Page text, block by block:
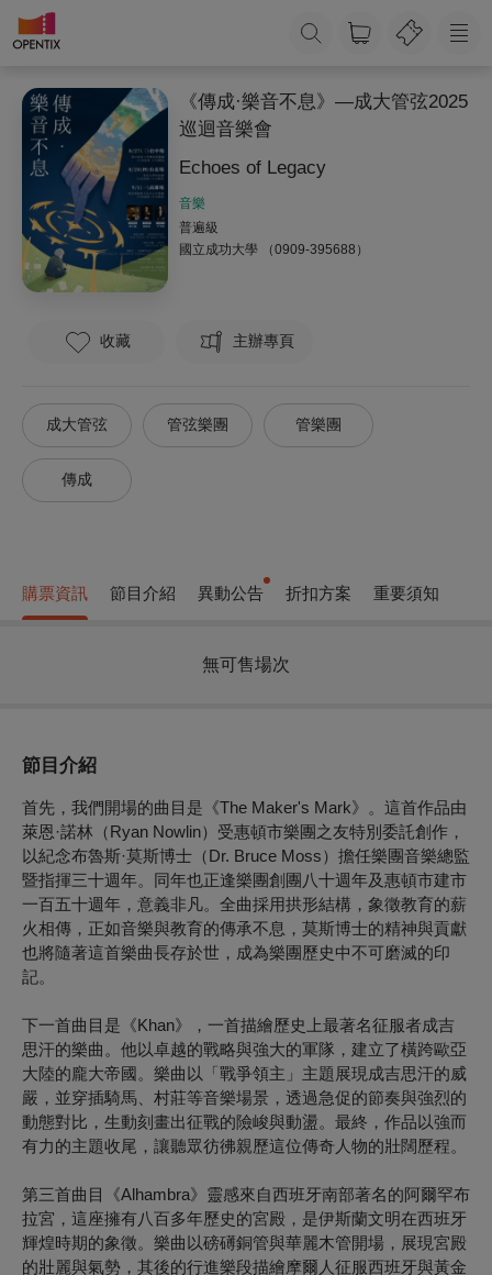
《傳成·樂音不息》—成大管弦2025
巡迴音樂會
Echoes of Legacy
音樂
普遍級
國立成功大學
（0909-395688）
收藏 主辦專頁
成大管弦 管弦樂團 管樂團
傳成
購票資訊 節目介紹 異動公告 折扣方案 重要須知
無可售場次
節目介紹
首先，我們開場的曲目是《The Maker's Mark》。這首作品由
萊恩·諾林（Ryan Nowlin）受惠頓市樂團之友特別委託創作，
以紀念布魯斯·莫斯博士（Dr. Bruce Moss）擔任樂團音樂總監
暨指揮三十週年。同年也正逢樂團創團八十週年及惠頓市建市
一百五十週年，意義非凡。全曲採用拱形結構，象徵教育的薪
火相傳，正如音樂與教育的傳承不息，莫斯博士的精神與貢獻
也將隨著這首樂曲長存於世，成為樂團歷史中不可磨滅的印
記。
下一首曲目是《Khan》，一首描繪歷史上最著名征服者成吉
思汗的樂曲。他以卓越的戰略與強大的軍隊，建立了橫跨歐亞
大陸的龐大帝國。樂曲以「戰爭領主」主題展現成吉思汗的威
嚴，並穿插騎馬、村莊等音樂場景，透過急促的節奏與強烈的
動態對比，生動刻畫出征戰的險峻與動盪。最終，作品以強而
有力的主題收尾，讓聽眾彷彿親歷這位傳奇人物的壯闊歷程。
第三首曲目《Alhambra》靈感來自西班牙南部著名的阿爾罕布
拉宮，這座擁有八百多年歷史的宮殿，是伊斯蘭文明在西班牙
輝煌時期的象徵。樂曲以磅礡銅管與華麗木管開場，展現宮殿
的壯麗與氣勢，其後的行進樂段描繪摩爾人征服西班牙與黃金